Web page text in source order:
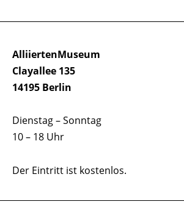
AlliiertenMuseum
Clayallee 135
14195 Berlin
Dienstag – Sonntag
10 – 18 Uhr
Der Eintritt ist kostenlos.